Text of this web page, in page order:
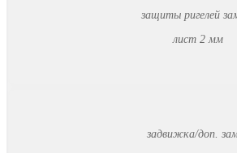
защиты ригелей
лист 2 мм
задвижка/доп.